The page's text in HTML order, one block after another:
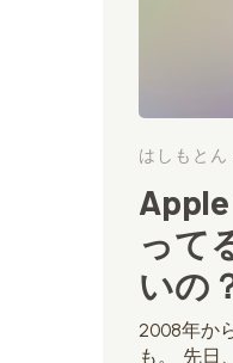
はしもとん
って
いの
2008年か
も。 先日